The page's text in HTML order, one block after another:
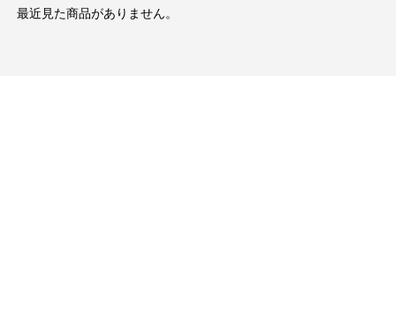
最近見た商品がありません。